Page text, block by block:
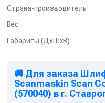
Влажное шлифование каменных
Подготовка поверхности для
Полировка поверхности.
Удаление остатков клея.
Шлифовальная машинаSC 700
обработки горизонтальных
Страна-производитель
Вес
Габариты (ДхШхВ)
🚚 Для заказа
Scanmaskin Scan
(570040) в г.